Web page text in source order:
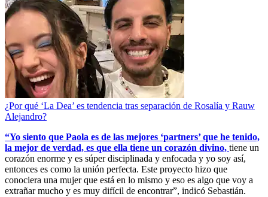
¿Por qué ‘La Dea’ es tendencia tras separación de Rosalía y Rauw
Alejandro?
“Yo siento que Paola es de las mejores ‘partners’ que he tenido,
la mejor de verdad, es que ella tiene un corazón divino, tiene un
corazón enorme y es súper disciplinada y enfocada y yo soy así,
entonces es como la unión perfecta. Este proyecto hizo que
conociera una mujer que está en lo mismo y eso es algo que voy a
extrañar mucho y es muy difícil de encontrar”, indicó Sebastián.